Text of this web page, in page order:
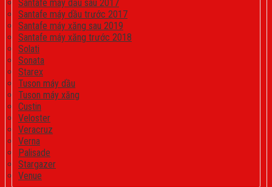
Santafe máy dầu sau 2017
Santafe máy dầu trước 2017
Santafe máy xăng sau 2019
Santafe máy xăng trước 2018
Solati
Sonata
Starex
Tuson máy dầu
Tuson máy xăng
Custin
Veloster
Veracruz
Verna
Palisade
Stargazer
Venue